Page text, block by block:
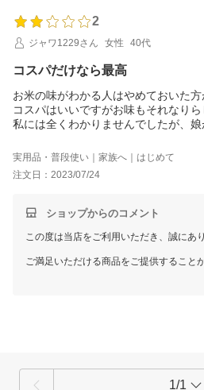
2
ジャワ1229さん
女性 40代
コスパだけなら最高
お米の味がわかる人はやめておいた方
コスパはいいですがお味もそれなりら
私には全くわかりませんでしたが、
実用品・普段使い｜家族へ｜はじめて
注文日：2023/07/24
ショップからのコメント
この度は当店をご利用いただき、誠にあ
ご満足いただける商品をご提供すること
当店では「美味しい！また買いたい！」
お客様にこのような気持ちにさせてしま
1/1